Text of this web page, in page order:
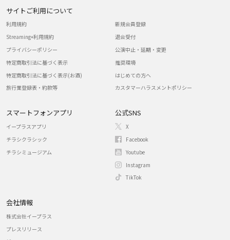
サイトご利用について
利用規約
Streaming+利用規約
プライバシーポリシー
特定商取引法に基づく表示
特定商取引法に基づく表示(お酒)
旅行業登録表・約款等
新規会員登録
退会受付
公演中止・延期・変更
推奨環境
はじめての方へ
カスタマーハラスメントポリシー
スマートフォンアプリ
イープラスアプリ
チラシクラシック
チラシミュージアム
公式SNS
X
Facebook
Youtube
Instagram
TikTok
会社情報
株式会社イープラス
プレスリリース